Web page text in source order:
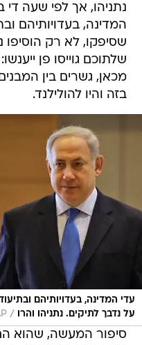
נתניהו, אך לפי שעה
המדינה, בעדויותיהם
שסיפקו, לא רק הוסיפו
שלתוכם גוייסו פן
מכאן, גשרים בין
בזה והיו להולילנד.
עדי המדינה, בעדויותיהם
על נדבך לתיקים. נתניהו והרו
/
סיפור המעשה, שהוא